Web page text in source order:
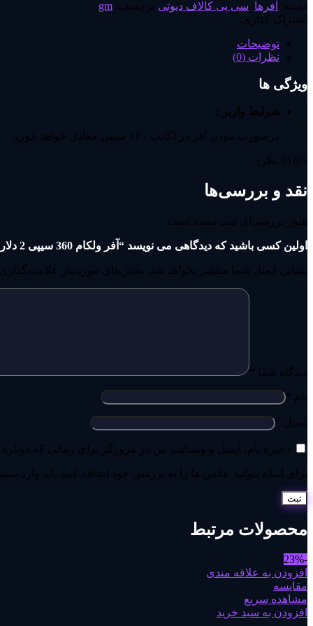
دسته:
آفرها, سی پی کالاف دیوتی برچسب: gm
اشتراک گذاری:
توضیحات
نظرات (0)
ویژگی ها
شرایط واریز :
درصورت نبودن افر در اکانت ۱۶۰ سیپی معادل خواهد خورد.
‫0/5 ‫(0 نظر)
نقد و بررسی‌ها
هنوز بررسی‌ای ثبت نشده است.
اولین کسی باشید که دیدگاهی می نویسد “آفر ولکام 360 سیپی 2 دلاری”
نشانی ایمیل شما منتشر نخواهد شد. بخش‌های موردنیاز علامت‌گذاری
دیدگاه شما
نام
ایمیل
ذخیره نام، ایمیل و وبسایت من در مرورگر برای زمانی که
برای اینکه بتوانید عکس ها را به بررسی خود اضافه کنید باید وارد
محصولات مرتبط
-23%
افزودن به علاقه مندی
مقایسه
مشاهده سریع
افزودن به سبد خرید